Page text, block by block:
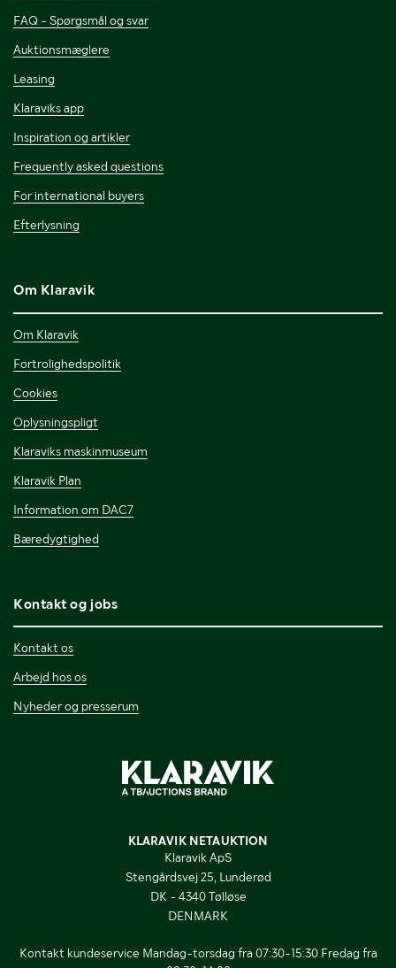
FAQ - Spørgsmål og svar
Auktionsmæglere
Leasing
Klaraviks app
Inspiration og artikler
Frequently asked questions
For international buyers
Efterlysning
Om Klaravik
Om Klaravik
Fortrolighedspolitik
Cookies
Oplysningspligt
Klaraviks maskinmuseum
Klaravik Plan
Information om DAC7
Bæredygtighed
Kontakt og jobs
Kontakt os
Arbejd hos os
Nyheder og presserum
KLARAVIK NETAUKTION
Klaravik ApS
Stengårdsvej 25, Lunderød
DK - 4340 Tølløse
DENMARK
Kontakt kundeservice Mandag-torsdag fra 07:30-15:30 Fredag fra